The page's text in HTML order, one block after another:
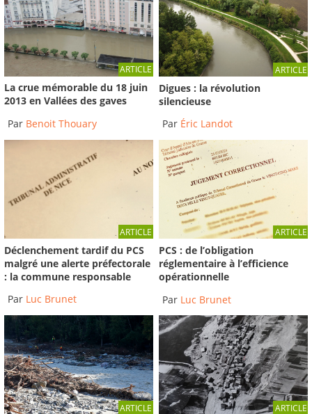
ARTICLE
La crue mémorable du 18 juin
2013 en Vallées des gaves
Par Benoit Thouary
ARTICLE
Digues : la révolution
silencieuse
Par Éric Landot
ARTICLE
Déclenchement tardif du PCS
malgré une alerte préfectorale
: la commune responsable
Par Luc Brunet
ARTICLE
PCS : de l’obligation
réglementaire à l’efficience
opérationnelle
Par Luc Brunet
ARTICLE ARTICLE